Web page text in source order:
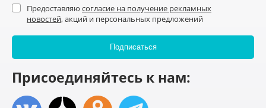
Предоставляю согласие на получение рекламных
новостей, акций и персональных предложений
Присоединяйтесь к нам: